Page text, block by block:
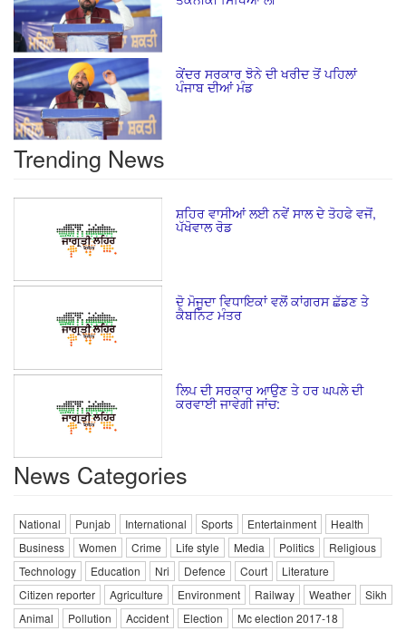
ਕੇਂਦਰ ਸਰਕਾਰ ਝੋਨੇ ਦੀ ਖਰੀਦ ਤੋਂ ਪਹਿਲਾਂ
ਪੰਜਾਬ ਦੀਆਂ ਮੰਡ
Trending News
ਸ਼ਹਿਰ ਵਾਸੀਆਂ ਲਈ ਨਵੇਂ ਸਾਲ ਦੇ ਤੋਹਫੇ ਵਜੋਂ,
ਪੱਖੋਵਾਲ ਰੋਡ
ਦੋ ਮੋਜੂਦਾ ਵਿਧਾਇਕਾਂ ਵਲੋਂ ਕਾਂਗਰਸ ਛੱਡਣ ਤੇ
ਕੈਬਨਿਟ ਮੰਤਰ
ਲਿਪ ਦੀ ਸਰਕਾਰ ਆਉਣ ਤੇ ਹਰ ਘਪਲੇ ਦੀ
ਕਰਵਾਈ ਜਾਵੇਗੀ ਜਾਂਚ:
News Categories
National Punjab International Sports Entertainment
Health
Business
Women Crime Life style Media Politics
Religious
Technology
Education Nri Defence Court
Literature
Citizen reporter
Agriculture Environment Railway Weather
Sikh
Animal
Pollution Accident Election
Mc election 2017-18